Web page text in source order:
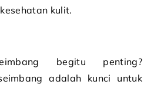
kulit.
begitu penting?
adalah kunci untuk